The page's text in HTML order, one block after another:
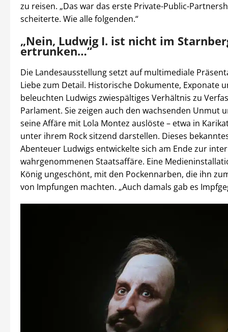
zu reisen. „Das war das erste Private-Public-
scheiterte. Wie alle folgenden.“
„Nein, Ludwig I. ist nicht im
ertrunken…“
Die Landesausstellung setzt auf multimediale
Liebe zum Detail. Historische Dokumente, Exponate
beleuchten Ludwigs zwiespältiges Verhältnis zu
Parlament. Sie zeigen auch den wachsenden Unmut
seine Affäre mit Lola Montez auslöste – etwa in
unter ihrem Rock sitzend darstellen. Dieses
Abenteuer Ludwigs entwickelte sich am Ende zur
wahrgenommenen Staatsaffäre. Eine
König ungeschönt, mit den Pockennarben, die ihn
von Impfungen machten. „Auch damals gab es